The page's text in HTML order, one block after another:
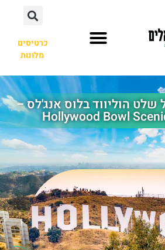
כרטיסים
מלונות
שלט הוליווד בלוס אנג'לס –
Hollywood Bowl